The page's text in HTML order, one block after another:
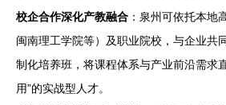
校企合作深化产教融合 ：泉州可依托本地
闽南理工学院等）及职业院校，与企业共
制化培养班，将课程体系与产业前沿需求
用”的实战型人才。